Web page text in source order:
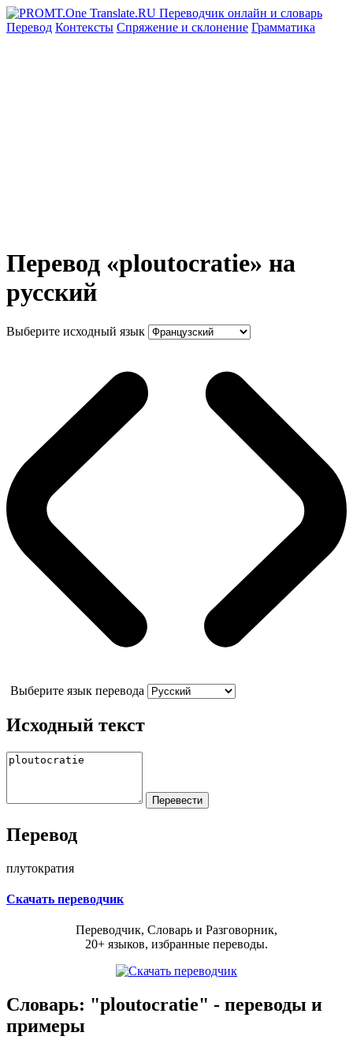
Перевод Контексты Спряжение и склонение Грамматика
Перевод «ploutocratie» на
русский
Выберите исходный язык
Выберите язык перевода
Исходный текст
Перевод
плутократия
Скачать переводчик
Переводчик, Словарь и Разговорник,
20+ языков, избранные переводы.
Словарь: "ploutocratie" - переводы и
примеры